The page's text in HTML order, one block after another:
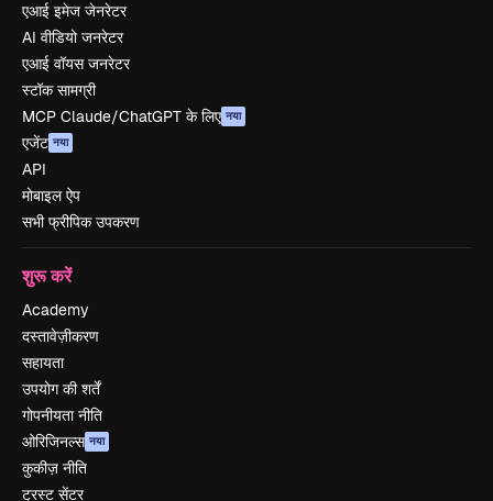
एआई इमेज जेनरेटर
AI वीडियो जनरेटर
एआई वॉयस जनरेटर
स्टॉक सामग्री
MCP Claude/ChatGPT के लिए नया
एजेंट नया
API
मोबाइल ऐप
सभी फ्रीपिक उपकरण
शुरू करें
Academy
दस्तावेज़ीकरण
सहायता
उपयोग की शर्तें
गोपनीयता नीति
ओरिजिनल्स नया
कुकीज़ नीति
ट्रस्ट सेंटर